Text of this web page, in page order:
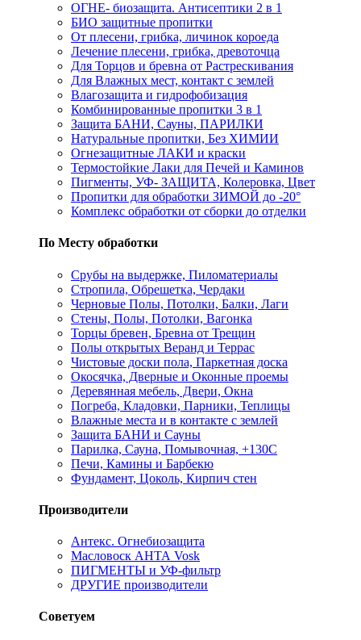
ОГНЕ- биозащита. Антисептики 2 в 1
БИО защитные пропитки
От плесени, грибка, личинок короеда
Лечение плесени, грибка, древоточца
Для Торцов и бревна от Растрескивания
Для Влажных мест, контакт с землей
Влагозащита и гидрофобизация
Комбинированные пропитки 3 в 1
Защита БАНИ, Сауны, ПАРИЛКИ
Натуральные пропитки, Без ХИМИИ
Огнезащитные ЛАКИ и краски
Термостойкие Лаки для Печей и Каминов
Пигменты, УФ- ЗАЩИТА, Колеровка, Цвет
Пропитки для обработки ЗИМОЙ до -20°
Комплекс обработки от сборки до отделки
По Месту обработки
Срубы на выдержке, Пиломатериалы
Стропила, Обрешетка, Чердаки
Черновые Полы, Потолки, Балки, Лаги
Стены, Полы, Потолки, Вагонка
Торцы бревен, Бревна от Трещин
Полы открытых Веранд и Террас
Чистовые доски пола, Паркетная доска
Окосячка, Дверные и Оконные проемы
Деревянная мебель, Двери, Окна
Погреба, Кладовки, Парники, Теплицы
Влажные места и в контакте с землей
Защита БАНИ и Сауны
Парилка, Сауна, Помывочная, +130С
Печи, Камины и Барбекю
Фундамент, Цоколь, Кирпич стен
Производители
Антекс. Огнебиозащита
Масловоск АНТА Vosk
ПИГМЕНТЫ и УФ-фильтр
ДРУГИЕ производители
Советуем